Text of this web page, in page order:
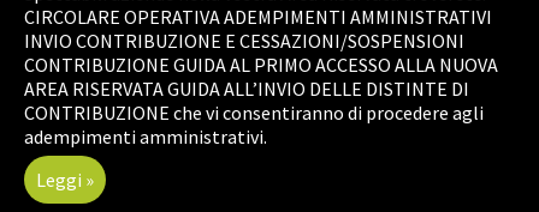
CIRCOLARE OPERATIVA ADEMPIMENTI AMMINISTRATIVI
INVIO CONTRIBUZIONE E CESSAZIONI/SOSPENSIONI
CONTRIBUZIONE GUIDA AL PRIMO ACCESSO ALLA NUOVA
AREA RISERVATA GUIDA ALL’INVIO DELLE DISTINTE DI
CONTRIBUZIONE che vi consentiranno di procedere agli
adempimenti amministrativi.
Leggi »